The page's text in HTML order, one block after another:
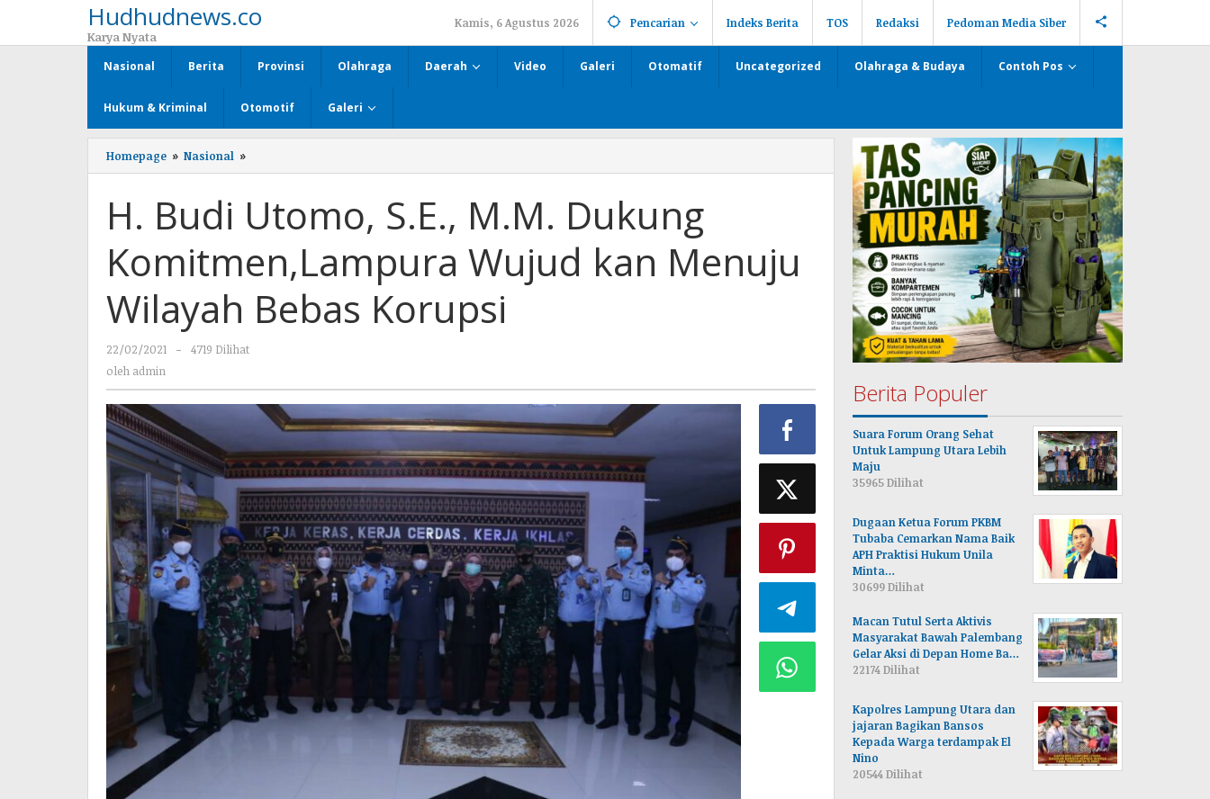
Hudhudnews.co
Karya Nyata
Kamis, 6 Agustus 2026 Pencarian Indeks Berita TOS Redaksi Pedoman Media Siber
Nasional Berita Provinsi Olahraga Daerah Video Galeri Otomatif Uncategorized Olahraga & Budaya Contoh Pos
Hukum & Kriminal Otomotif Galeri
Homepage » Nasional »
Budi
S.E.,
M.M.
Komitmen,Lampura
Wujud
Menuju
Wilayah
Korupsi
H. Budi Utomo, S.E., M.M. Dukung
Komitmen,Lampura Wujud kan Menuju
Wilayah Bebas Korupsi
22/02/2021
oleh
-
4719 Dilihat
oleh admin
Berita Populer
Suara Forum Orang Sehat
Untuk Lampung Utara Lebih
Maju
35965 Dilihat
Dugaan Ketua Forum PKBM
Tubaba Cemarkan Nama Baik
APH Praktisi Hukum Unila
Minta…
30699 Dilihat
Macan Tutul Serta Aktivis
Masyarakat Bawah Palembang
Gelar Aksi di Depan Home Ba…
22174 Dilihat
Kapolres Lampung Utara dan
jajaran Bagikan Bansos
Kepada Warga terdampak El
Nino
20544 Dilihat